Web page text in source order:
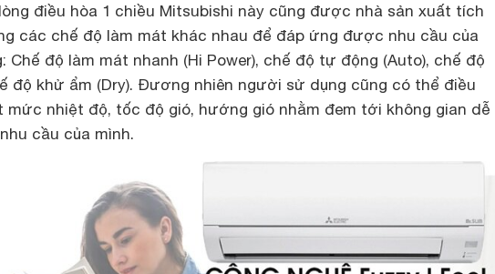
điều hòa 1 chiều Mitsubishi này cũng được nhà sản xuất tích
các chế độ làm mát khác nhau để đáp ứng được nhu cầu của
Chế độ làm mát nhanh (Hi Power), chế độ tự động (Auto), chế độ
độ khử ẩm (Dry). Đương nhiên người sử dụng cũng có thể điều
mức nhiệt độ, tốc độ gió, hướng gió nhằm đem tới không gian dễ
cầu của mình.